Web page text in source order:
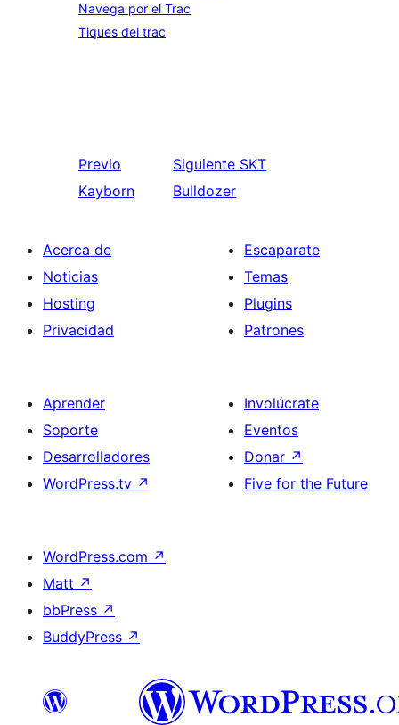
Navega por el Trac
Tiques del trac
Previo
Kayborn
Siguiente SKT
Bulldozer
Acerca de
Noticias
Hosting
Privacidad
Escaparate
Temas
Plugins
Patrones
Aprender
Soporte
Desarrolladores
WordPress.tv ↗
Involúcrate
Eventos
Donar ↗
Five for the Future
WordPress.com ↗
Matt ↗
bbPress ↗
BuddyPress ↗